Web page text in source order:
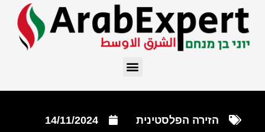
הזירה הפלסטינית 14/11/2024